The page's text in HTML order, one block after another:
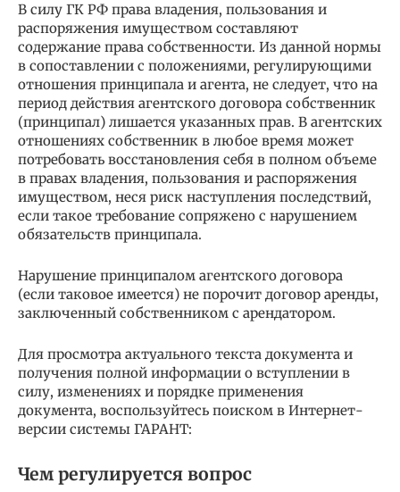
В силу ГК РФ права владения, пользования и
распоряжения имуществом составляют
содержание права собственности. Из данной нормы
в сопоставлении с положениями, регулирующими
отношения принципала и агента, не следует, что на
период действия агентского договора собственник
(принципал) лишается указанных прав. В агентских
отношениях собственник в любое время может
потребовать восстановления себя в полном объеме
в правах владения, пользования и распоряжения
имуществом, неся риск наступления последствий,
если такое требование сопряжено с нарушением
обязательств принципала.
Нарушение принципалом агентского договора
(если таковое имеется) не порочит договор аренды,
заключенный собственником с арендатором.
Для просмотра актуального текста документа и
получения полной информации о вступлении в
силу, изменениях и порядке применения
документа, воспользуйтесь поиском в Интернет-
версии системы ГАРАНТ:
Чем регулируется вопрос